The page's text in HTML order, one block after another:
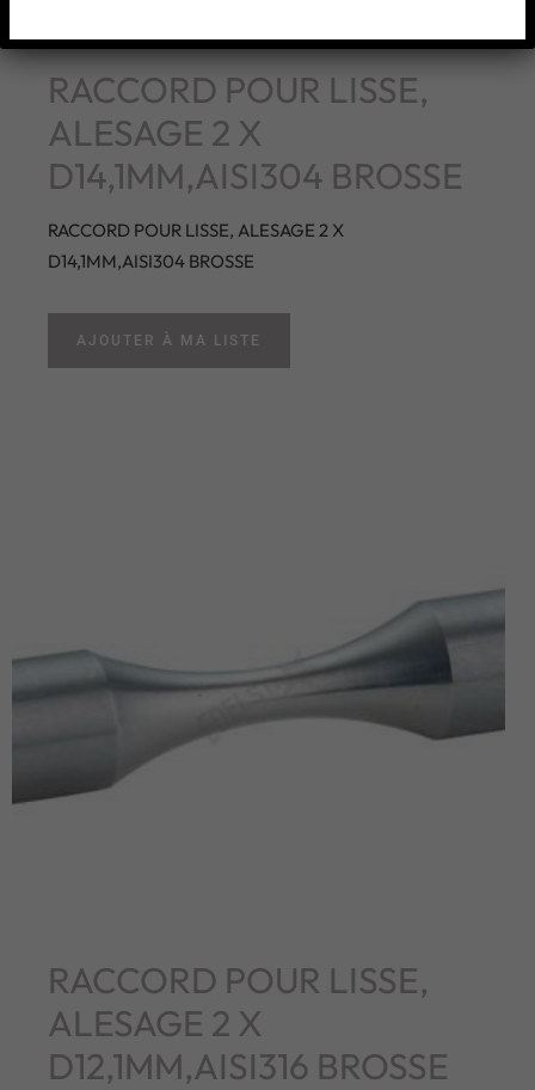
RACCORD POUR LISSE,
ALESAGE 2 X
D14,1MM,AISI304 BROSSE
RACCORD POUR LISSE, ALESAGE 2 X
D14,1MM,AISI304 BROSSE
AJOUTER À MA LISTE
RACCORD POUR LISSE,
ALESAGE 2 X
D12,1MM,AISI316 BROSSE